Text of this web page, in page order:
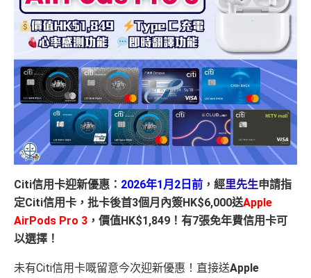
Citi信用卡迎新優惠： 2026年1月2日前 ，經里先生申請指
定Citi信用卡，批卡後首3個月內簽HK$6,000送Apple
AirPods Pro 3 ，價值HK$1,849！有7張免年費信用卡可
以選擇！
未有Citi信用卡嘅留意今次迎新優惠！直接送Apple